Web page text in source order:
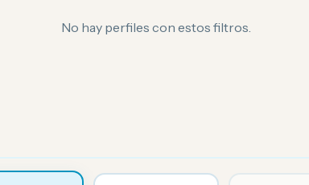
No hay perfiles con estos filtros.